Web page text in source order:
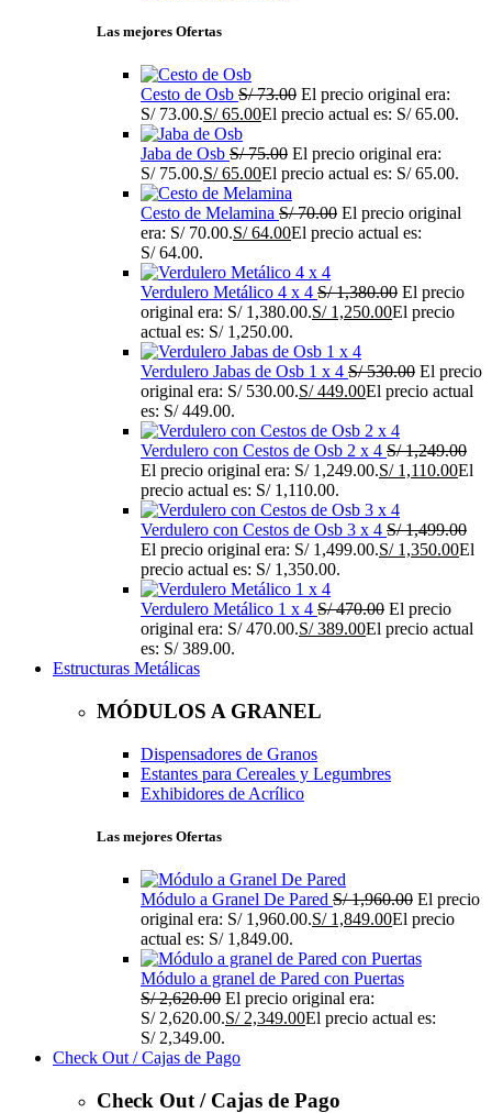
Las mejores Ofertas
Cesto de Osb S/73.00 El precio original era:
S/ 73.00.S/65.00El precio actual es: S/ 65.00.
Jaba de Osb S/75.00 El precio original era:
S/ 75.00.S/65.00El precio actual es: S/ 65.00.
Cesto de Melamina S/70.00 El precio original
era: S/ 70.00.S/64.00El precio actual es:
S/ 64.00.
Verdulero Metálico 4 x 4 S/1,380.00 El precio
original era: S/ 1,380.00.S/1,250.00El precio
actual es: S/ 1,250.00.
Verdulero Jabas de Osb 1 x 4 S/530.00 El precio
original era: S/ 530.00.S/449.00El precio actual
es: S/ 449.00.
Verdulero con Cestos de Osb 2 x 4 S/1,249.00
El precio original era: S/ 1,249.00.S/1,110.00El
precio actual es: S/ 1,110.00.
Verdulero con Cestos de Osb 3 x 4 S/1,499.00
El precio original era: S/ 1,499.00.S/1,350.00El
precio actual es: S/ 1,350.00.
Verdulero Metálico 1 x 4 S/470.00 El precio
original era: S/ 470.00.S/389.00El precio actual
es: S/ 389.00.
Estructuras Metálicas
MÓDULOS A GRANEL
Dispensadores de Granos
Estantes para Cereales y Legumbres
Exhibidores de Acrílico
Las mejores Ofertas
Módulo a Granel De Pared S/1,960.00 El precio
original era: S/ 1,960.00.S/1,849.00El precio
actual es: S/ 1,849.00.
Módulo a granel de Pared con Puertas
S/2,620.00 El precio original era:
S/ 2,620.00.S/2,349.00El precio actual es:
S/ 2,349.00.
Check Out / Cajas de Pago
Check Out / Cajas de Pago